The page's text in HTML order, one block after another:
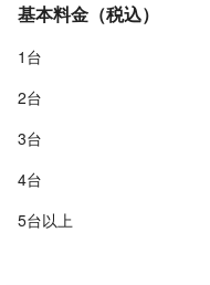
基本料金（税込）
1台
2台
3台
4台
5台以上